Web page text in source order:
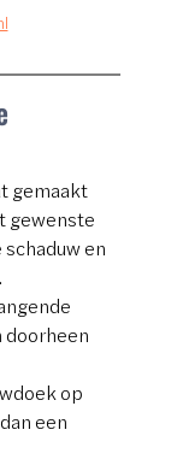
gemaakt
gewenste
en
doorheen
op
een